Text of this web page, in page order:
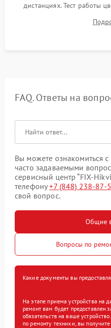
дистанциях. Тест работы
термограмм в память и
автономности работы и
FAQ. Ответы на
Вы можете ознакомиться
часто задаваемыми
сервисный центр “FIX-
телефону+7 (848) 238-87-
свой вопрос.
Общие
Вопросы по
Какие документы вы
На этапе приема устройства на
ремонт вам будет предоставлен
обязательств на ваше
по ремонту техники, вы